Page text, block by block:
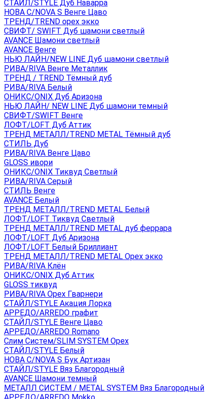
СТАЙЛ/STYLE Дуб Наварра
НОВА С/NOVA S Венге Цаво
ТРЕНД/TREND орех экко
СВИФТ/ SWIFT Дуб шамони светлый
AVANCE Шамони светлый
AVANCE Венге
НЬЮ ЛАЙН/NEW LINE Дуб шамони светлый
РИВА/RIVA Венге Металлик
TРЕНД / TREND Тёмный дуб
РИВА/RIVA Белый
ОНИКС/ONIX Дуб Аризона
НЬЮ ЛАЙН/ NEW LINE Дуб шамони темный
СВИФТ/SWIFT Венге
ЛОФТ/LOFT Дуб Аттик
ТРЕНД МЕТАЛЛ/TREND METAL Тёмный дуб
СТИЛЬ Дуб
РИВА/RIVA Венге Цаво
GLOSS ивори
ОНИКС/ONIX Тиквуд Светлый
РИВА/RIVA Серый
СТИЛЬ Венге
AVANСE Белый
ТРЕНД МЕТАЛЛ/TREND METAL Белый
ЛОФТ/LOFT Тиквуд Светлый
ТРЕНД МЕТАЛЛ/TREND METAL дуб феррара
ЛОФТ/LOFT Дуб Аризона
ЛОФТ/LOFT Белый Бриллиант
ТРЕНД МЕТАЛЛ/TREND METAL Орех экко
РИВА/RIVA Клён
ОНИКС/ONIX Дуб Аттик
GLOSS тиквуд
РИВА/RIVA Орех Гварнери
СТАЙЛ/STYLE Акация Лорка
АРРЕДО/ARREDO графит
СТАЙЛ/STYLE Венге Цаво
АРРЕДО/ARREDO Romano
Слим Систем/SLIM SYSTEM Орех
СТАЙЛ/STYLE Белый
НОВА С/NOVA S Бук Артизан
СТАЙЛ/STYLE Вяз Благородный
AVANCE Шамони темный
МЕТАЛЛ СИСТЕМ / METAL SYSTEM Вяз Благородный